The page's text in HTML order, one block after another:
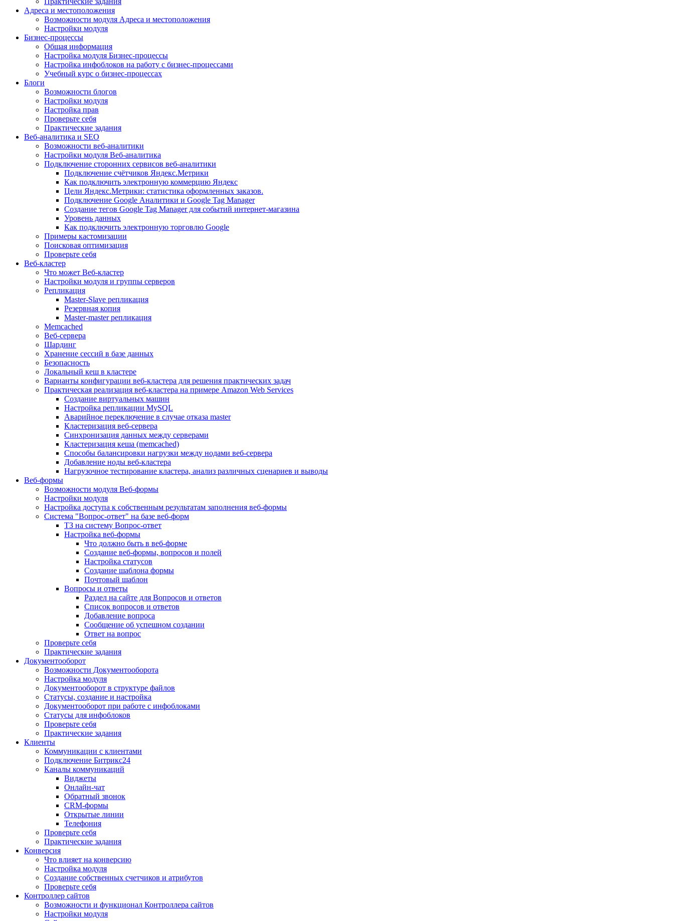
Адреса и местоположения
Возможности модуля Адреса и местоположения
Настройки модуля
Бизнес-процессы
Общая информация
Настройка модуля Бизнес-процессы
Настройка инфоблоков на работу с бизнес-процессами
Учебный курс о бизнес-процессах
Блоги
Возможности блогов
Настройки модуля
Настройка прав
Проверьте себя
Практические задания
Веб-аналитика и SEO
Возможности веб-аналитики
Настройки модуля Веб-аналитика
Подключение сторонних сервисов веб-аналитики
Подключение счётчиков Яндекс.Метрики
Как подключить электронную коммерцию Яндекс
Цели Яндекс.Метрики: статистика оформленных заказов.
Подключение Google Аналитики и Google Tag Manager
Создание тегов Google Tag Manager для событий интернет-магазина
Уровень данных
Как подключить электронную торговлю Google
Примеры кастомизации
Поисковая оптимизация
Проверьте себя
Веб-кластер
Что может Веб-кластер
Настройки модуля и группы серверов
Репликация
Master-Slave репликация
Резервная копия
Master-master репликация
Memcached
Веб-сервера
Шардинг
Хранение сессий в базе данных
Безопасность
Локальный кеш в кластере
Варианты конфигурации веб-кластера для решения практических задач
Практическая реализация веб-кластера на примере Amazon Web Services
Создание виртуальных машин
Настройка репликации MySQL
Аварийное переключение в случае отказа master
Кластеризация веб-сервера
Синхронизация данных между серверами
Кластеризация кеша (memcached)
Способы балансировки нагрузки между нодами веб-сервера
Добавление ноды веб-кластера
Нагрузочное тестирование кластера, анализ различных сценариев и выводы
Веб-формы
Возможности модуля Веб-формы
Настройки модуля
Настройка доступа к собственным результатам заполнения веб-формы
Система "Вопрос-ответ" на базе веб-форм
ТЗ на систему Вопрос-ответ
Настройка веб-формы
Что должно быть в веб-форме
Создание веб-формы, вопросов и полей
Настройка статусов
Создание шаблона формы
Почтовый шаблон
Вопросы и ответы
Раздел на сайте для Вопросов и ответов
Список вопросов и ответов
Добавление вопроса
Сообщение об успешном создании
Ответ на вопрос
Проверьте себя
Практические задания
Документооборот
Возможности Документооборота
Настройка модуля
Документооборот в структуре файлов
Статусы, создание и настройка
Документооборот при работе с инфоблоками
Статусы для инфоблоков
Проверьте себя
Практические задания
Клиенты
Коммуникации с клиентами
Подключение Битрикс24
Каналы коммуникаций
Виджеты
Онлайн-чат
Обратный звонок
CRM-формы
Открытые линии
Телефония
Проверьте себя
Практические задания
Конверсия
Что влияет на конверсию
Настройка модуля
Создание собственных счетчиков и атрибутов
Проверьте себя
Контроллер сайтов
Возможности и функционал Контроллера сайтов
Настройки модуля